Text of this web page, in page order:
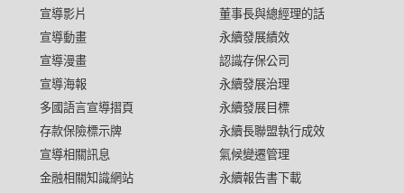
宣導影片
宣導動畫
宣導漫畫
宣導海報
多國語言宣導摺頁
存款保險標示牌
宣導相關訊息
金融相關知識網站
董事長與總經理的話
永續發展績效
認識存保公司
永續發展治理
永續發展目標
永續長聯盟執行成效
氣候變遷管理
永續報告書下載